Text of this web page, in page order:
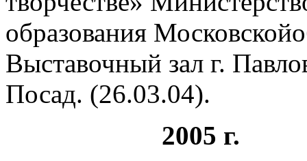
образования
Выставочный зал г.
Посад. (26.03.04).
2005 г.